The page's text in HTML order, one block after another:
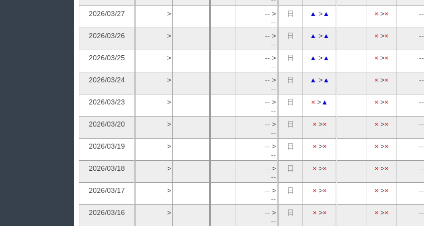
2026/03/27
> -- >
--
日 ▲ >▲ × >× --
2026/03/26
> -- >
--
日 ▲ >▲ × >× --
2026/03/25
> -- >
--
日 ▲ >▲ × >× --
2026/03/24
> -- >
--
日 ▲ >▲ × >× --
2026/03/23
> -- >
--
日 × >▲ × >× --
2026/03/20
> -- >
--
日 × >× × >× --
2026/03/19
> -- >
--
日 × >× × >× --
2026/03/18
> -- >
--
日 × >× × >× --
2026/03/17
> -- >
--
日 × >× × >× --
2026/03/16
> -- >
--
日 × >× × >× --